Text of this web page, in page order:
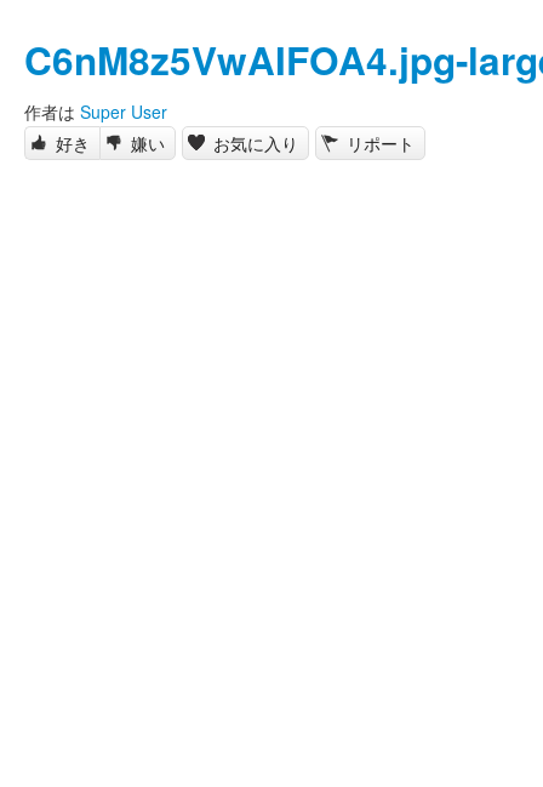
C6nM8z5VwAIFOA4.jpg-
作者は Super User
好き
嫌い お気に入り リポート